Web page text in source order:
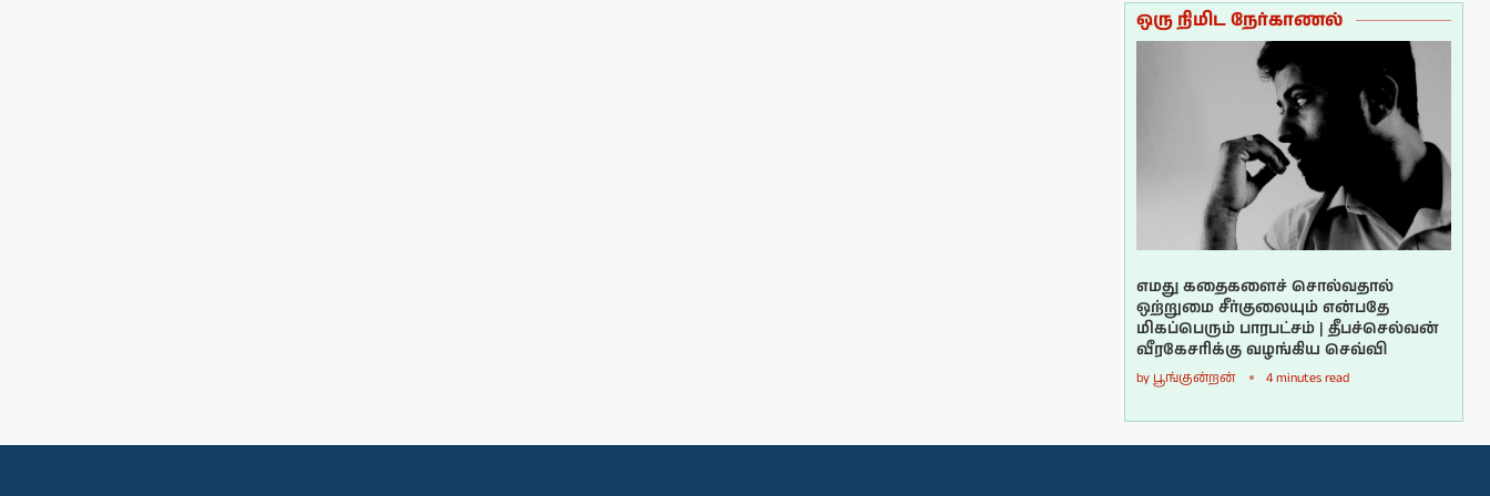
ஒரு நிமிட நேர்காணல்
எமது கதைகளைச் சொல்வதால்
ஒற்றுமை சீர்குலையும் என்பதே
மிகப்பெரும் பாரபட்சம் | தீபச்செல்வன்
வீரகேசரிக்கு வழங்கிய செவ்வி
by பூங்குன்றன் 4 minutes read